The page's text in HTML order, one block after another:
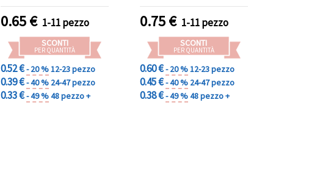
0.65€ 1-11 pezzo
SCONTI
PER QUANTITÀ
0.52 €- 20 %12-23 pezzo
0.39 €- 40 % 24-47 pezzo
0.33 €- 49 %48 pezzo +
0.75€ 1-11 pezzo
SCONTI
PER QUANTITÀ
0.60 €- 20 %12-23 pezzo
0.45 €- 40 % 24-47 pezzo
0.38 €- 49 %48 pezzo +